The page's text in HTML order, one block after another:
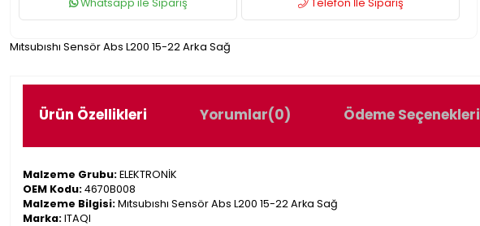
Mıtsubıshı Sensör Abs L200 15-22 Arka Sağ
Ürün Özellikleri Yorumlar(0) Ödeme Seçenekleri
Malzeme Grubu:ELEKTRONİK
OEM Kodu:4670B008
Malzeme Bilgisi:Mıtsubıshı Sensör Abs L200 15-22 Arka Sağ
Marka:ITAQI